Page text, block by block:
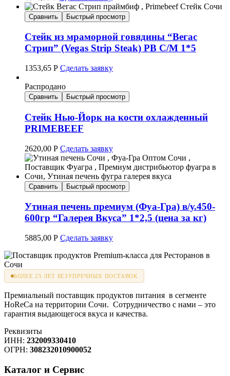
Сравнить Быстрый просмотр
Стейк из мраморной говядины “Вегас
Стрип” (Vegas Strip Steak) PB С/М 1*5
1353,65 Р Сделать заявку
Распродано
Сравнить Быстрый просмотр
Стейк Нью-Йорк на кости охлажденный
PRIMEBEEF
2620,00 Р Сделать заявку
Сравнить Быстрый просмотр
Утиная печень премиум (Фуа-Гра) в/у.450-
600гр “Галерея Вкуса” 1*2,5 (цена за кг)
5885,00 Р Сделать заявку
БОЛЕЕ 25 ЛЕТ БЕЗУПРЕЧНЫХ ПОСТАВОК
Премиальный поставщик продуктов питания в сегменте
HoReCa на территории Сочи. Сотрудничество с нами – это
гарантия выдающегося вкуса и качества.
Реквизиты
ИНН: 232009330410
ОГРН: 308232010900052
Каталог и Сервис